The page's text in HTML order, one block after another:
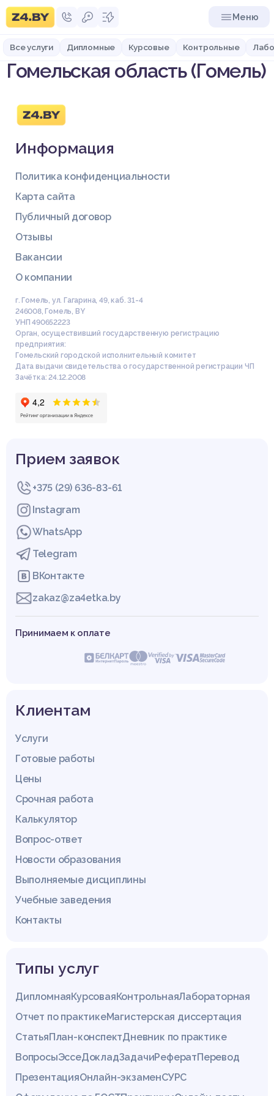
Меню
Все услуги Дипломные Курсовые Контрольные
Гомельская область (Гомель)
Информация
Политика конфиденциальности
Карта сайта
Публичный договор
Отзывы
Вакансии
О компании
г. Гомель, ул. Гагарина, 49, каб. 31-4
246008,Гомель BY
УНП 490652223
Орган, осуществивший государственную регистрацию
предприятия:
Гомельский городской исполнительный комитет
Дата выдачи свидетельства о государственной регистрации ЧП
Зачётка: 24.12.2008
Прием заявок
+375 (29) 636-83-61
Instagram
WhatsApp
Telegram
ВКонтакте
zakaz@za4etka.by
Принимаем к оплате
Клиентам
Услуги
Готовые работы
Цены
Срочная работа
Калькулятор
Вопрос-ответ
Новости образования
Выполняемые дисциплины
Учебные заведения
Контакты
Типы услуг
ДипломнаяКурсоваяКонтрольнаяЛабораторная
Отчет по практикеМагистерская диссертация
СтатьяПлан-конспектДневник по практике
ВопросыЭссеДокладЗадачиРефератПеревод
ПрезентацияОнлайн-экзаменСУРС